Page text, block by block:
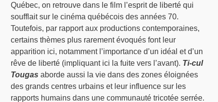
Québec, on retrouve dans le film l’esprit de liberté qui
soufflait sur le cinéma québécois des années 70.
Toutefois, par rapport aux productions contemporaines,
certains thèmes plus rarement évoqués font leur
apparition ici, notamment l’importance d’un idéal et d’un
rêve de liberté (impliquant ici la fuite vers l’avant). Ti-cul
Tougas aborde aussi la vie dans des zones éloignées
des grands centres urbains et leur influence sur les
rapports humains dans une communauté tricotée serrée.